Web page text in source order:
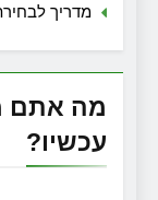
מדריך
מה אתם
עכשיו?